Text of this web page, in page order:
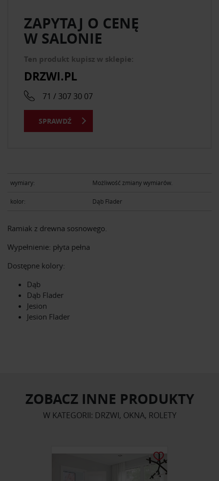
wymiary: Możliwość zmiany wymiarów.
kolor: Dąb Flader
Ramiak z drewna sosnowego.
Wypełnienie: płyta pełna
Dostępne kolory:
Dąb
Dąb Flader
Jesion
Jesion Flader
ZAPYTAJ O CENĘ
W SALONIE
Ten produkt kupisz w sklepie:
DRZWI.PL
71 / 307 30 07
SPRAWDŹ
ZOBACZ INNE PRODUKTY
W KATEGORII: DRZWI, OKNA, ROLETY